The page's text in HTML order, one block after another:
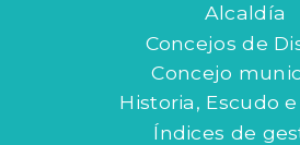
Alcaldía
Concejos de
Concejo
Historia, Escudo
Índices de